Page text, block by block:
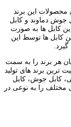
محصولات این برند
جوش دماوند و کابل
کابل ها به صورت
کابل ها توسط این
هر برند را به سمت
ترین برند های تولید
کابل جوش، کابل
مختلف را به نوعی در